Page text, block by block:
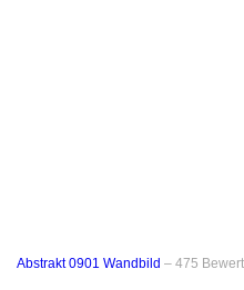
Abstrakt 0901 Wandbild – 475